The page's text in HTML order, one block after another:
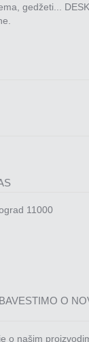
gedžeti...
11000
O
o našim